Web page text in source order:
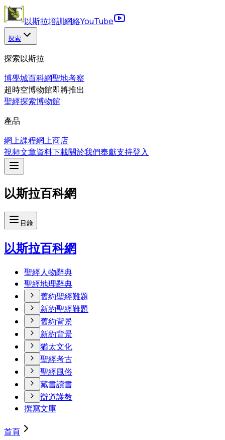
以斯拉培訓網絡YouTube
探索
探索以斯拉
博學城百科網聖地考察
超時空博物館即將推出
聖經探索博物館
產品
網上課程網上商店
視頻文章資料下載關於我們奉獻支持登入
以斯拉百科網
目錄
以斯拉百科網
聖經人物辭典
聖經地理辭典
舊約聖經難題
新約聖經難題
舊約背景
新約背景
猶太文化
聖經考古
聖經風俗
藏書讀書
辯道護教
撰寫文庫
首頁